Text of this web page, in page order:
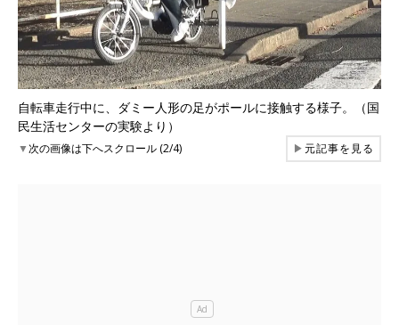
自転車走行中に、ダミー人形の足がポールに接触する様子。（国
民生活センターの実験より）
▼次の画像は下へスクロール (2/4) ▶元記事を見る